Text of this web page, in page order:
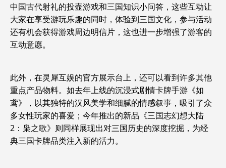
中国古代射礼的投壶游戏和三国知识小问答，这些互动让
大家在享受游玩乐趣的同时，体验到三国文化，参与活动
还有机会获得游戏周边明信片，这也进一步增强了游客的
互动意愿。
此外，在灵犀互娱的官方展示台上，还可以看到许多其他
重点产品物料。如去年上线的沉浸式剧情卡牌手游《如
鸢》，以其独特的汉风美学和细腻的情感叙事，吸引了众
多女性玩家的喜爱；今年推出的新品《三国志幻想大陆
2：枭之歌》则同样展现出对三国历史的深度挖掘，为经
典三国卡牌品类注入新的活力。